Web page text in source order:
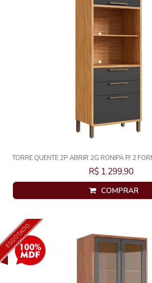
TORRE QUENTE 2P ABRIR 2G RONIPA P/ 2
AMENDOA/CHUMBO
R$ 1.299,90
COMPRAR
ESGOTADO